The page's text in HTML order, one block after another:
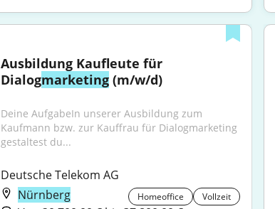
Ausbildung Kaufleute für
Dialogmarketing (m/w/d)
Deine AufgabeIn unserer Ausbildung zum
Kaufmann bzw. zur Kauffrau für Dialogmarketing
gestaltest du...
Deutsche Telekom AG
Nürnberg
Homeoffice Vollzeit